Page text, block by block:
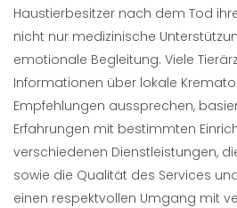
Haustierbesitzer nach dem Tod
nicht nur medizinische
emotionale Begleitung. Viele
Informationen über lokale
Empfehlungen aussprechen,
Erfahrungen mit bestimmten
verschiedenen Dienstleistungen,
sowie die Qualität des Services
einen respektvollen Umgang mit